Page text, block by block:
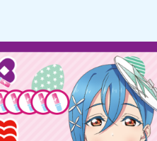
レミアムブースター ラブライブ